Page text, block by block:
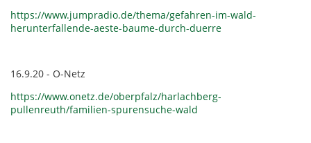
https://www.jumpradio.de/thema/gefahren-im-wald-
herunterfallende-aeste-baume-durch-duerre
16.9.20 - O-Netz
https://www.onetz.de/oberpfalz/harlachberg-
pullenreuth/familien-spurensuche-wald